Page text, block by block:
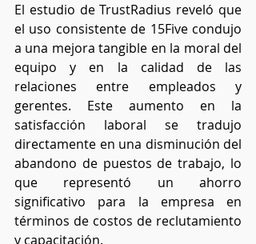
El estudio de TrustRadius reveló que
el uso consistente de 15Five condujo
a una mejora tangible en la moral del
equipo y en la calidad de las
relaciones entre empleados y
gerentes. Este aumento en la
satisfacción laboral se tradujo
directamente en una disminución del
abandono de puestos de trabajo, lo
que representó un ahorro
significativo para la empresa en
términos de costos de reclutamiento
y capacitación.